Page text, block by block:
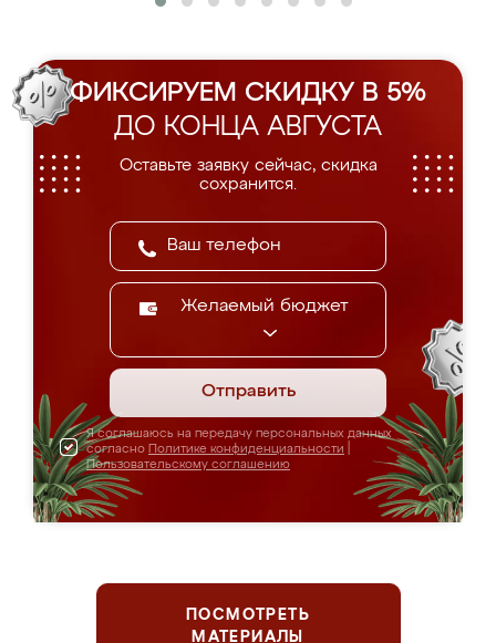
ФИКСИРУЕМ СКИДКУ В 5%
ДО КОНЦА АВГУСТА
Оставьте заявку сейчас, скидка
сохранится.
Желаемый бюджет
Отправить
Я соглашаюсь на передачу персональных данных
согласно Политике конфиденциальности
Пользовательскому соглашению
ПОСМОТРЕТЬ
МАТЕРИАЛЫ